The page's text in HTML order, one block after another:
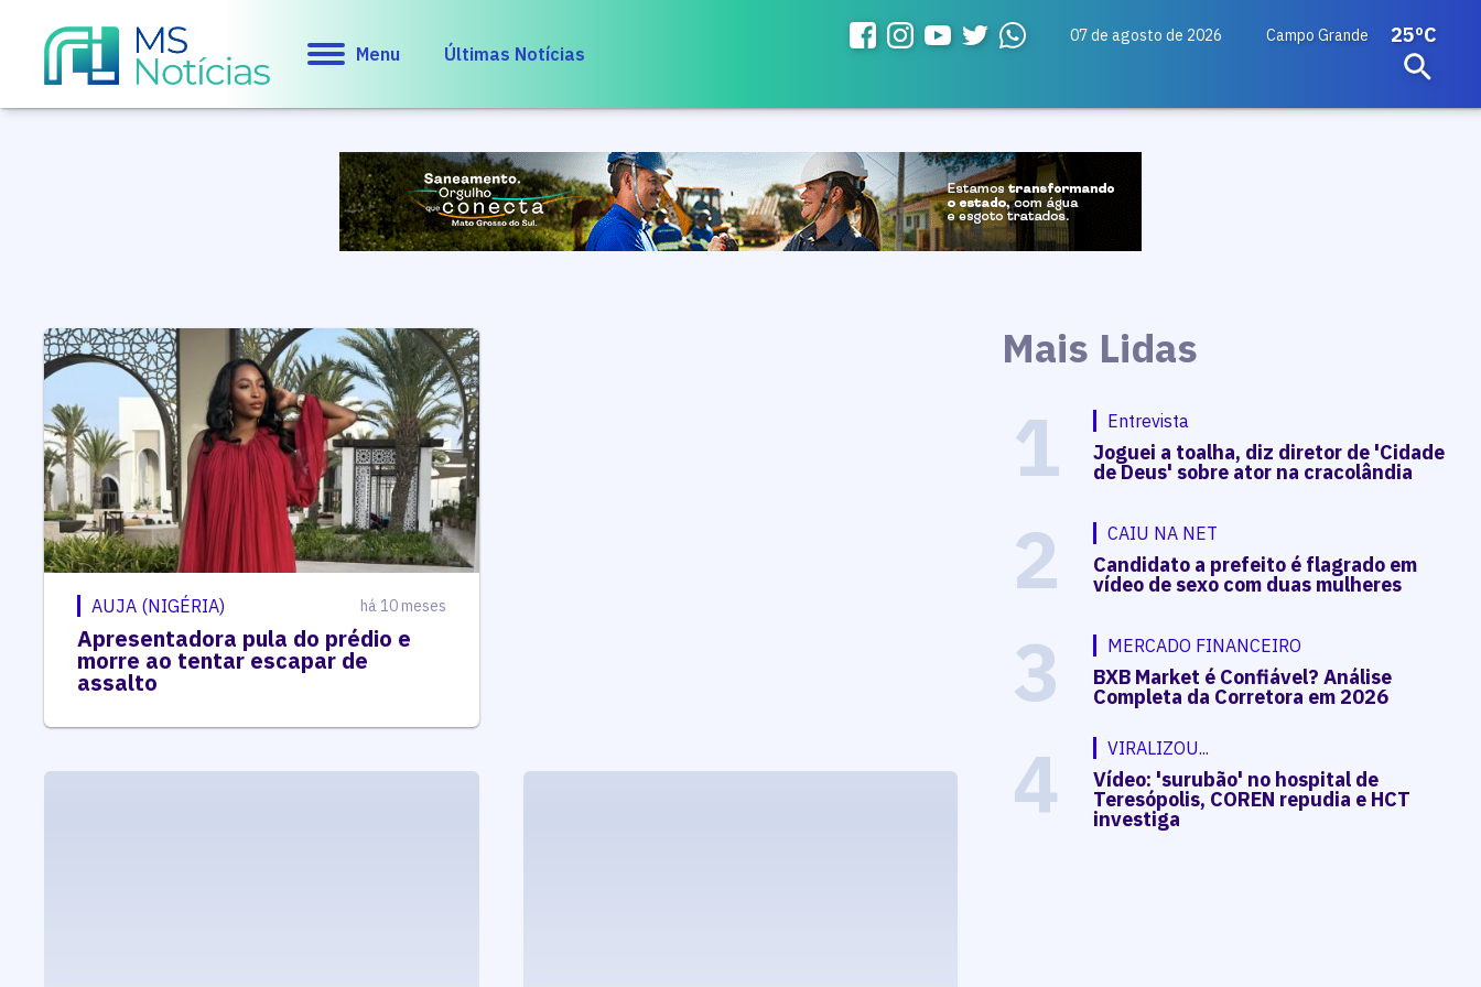
Menu Últimas Notícias
07 de agosto de 2026 Campo Grande 25ºC
AUJA (NIGÉRIA) há 10 meses
Apresentadora pula do prédio e
morre ao tentar escapar de
assalto
Mais Lidas
1 Entrevista
Joguei a toalha, diz diretor de 'Cidade
de Deus' sobre ator na cracolândia
2 CAIU NA NET
Candidato a prefeito é flagrado em
vídeo de sexo com duas mulheres
3 MERCADO FINANCEIRO
BXB Market é Confiável? Análise
Completa da Corretora em 2026
4 VIRALIZOU...
Vídeo: 'surubão' no hospital de
Teresópolis, COREN repudia e HCT
investiga